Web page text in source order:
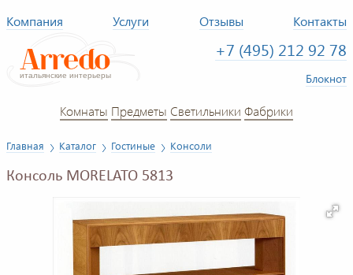
Компания Услуги Отзывы Контакты
+7 (495) 212 92 78
Блокнот
Комнаты Предметы Светильники Фабрики
Главная Каталог Гостиные Консоли
Консоль MORELATO 5813